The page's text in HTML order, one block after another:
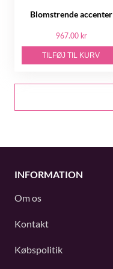
Blomstrende accenter
967.00 kr
TILFØJ TIL KURV
INFORMATION
Om os
Kontakt
Købspolitik